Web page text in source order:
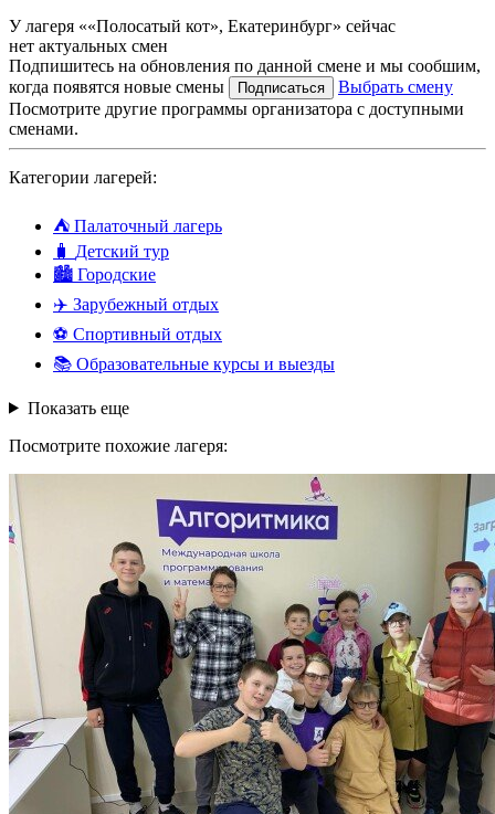
У лагеря ««Полосатый кот», Екатеринбург» сейчас
нет актуальных смен
Подпишитесь на обновления по данной смене и мы сообшим,
когда появятся новые смены
Подписаться
Выбрать смену
Посмотрите другие программы организатора с доступными
сменами.
Категории лагерей:
⛺ Палаточный лагерь
🧳 Детский тур
🏙️ Городские
✈️ Зарубежный отдых
⚽ Спортивный отдых
📚 Образовательные курсы и выезды
Показать еще
Посмотрите похожие лагеря: